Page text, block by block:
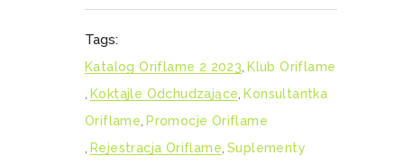
Tags:
Katalog Oriflame 2 2023 Klub Oriflame
Koktajle Odchudzające Konsultantka
Oriflame Promocje Oriflame
Rejestracja Oriflame Suplementy